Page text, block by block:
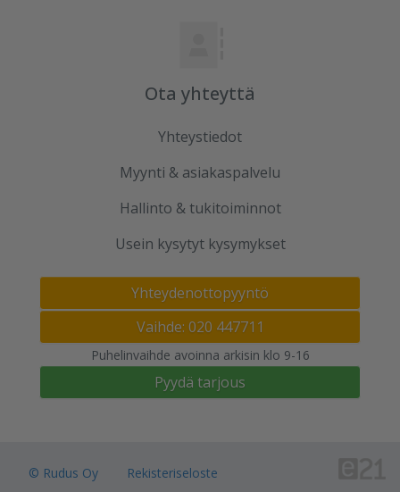
Ota yhteyttä
Yhteystiedot
Myynti & asiakaspalvelu
Hallinto & tukitoiminnot
Usein kysytyt kysymykset
Yhteydenottopyyntö
Vaihde: 020 447711
Puhelinvaihde avoinna arkisin klo 9-16
Pyydä tarjous
© Rudus Oy Rekisteriseloste